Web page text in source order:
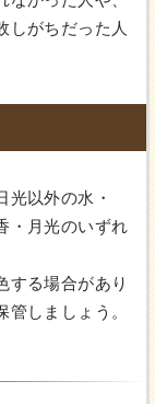
しがちだった人
光以外の水・
・月光のいずれ
する場合があり
しましょう。